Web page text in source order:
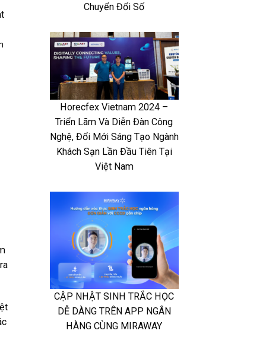
Chuyển Đổi Số
Horecfex Vietnam 2024 –
Triển Lãm Và Diễn Đàn Công
Nghệ, Đổi Mới Sáng Tạo Ngành
Khách Sạn Lần Đầu Tiên Tại
Việt Nam
CẬP NHẬT SINH TRẮC HỌC
DỄ DÀNG TRÊN APP NGÂN
HÀNG CÙNG MIRAWAY